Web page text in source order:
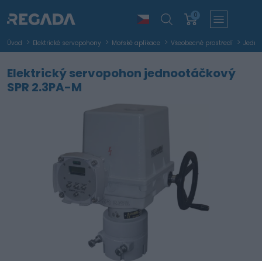
0
Úvod Elektrické servopohony Mořské aplikace Všeobecné prostředí
Elektrický servopohon jednootáčkový
SPR 2.3PA-M